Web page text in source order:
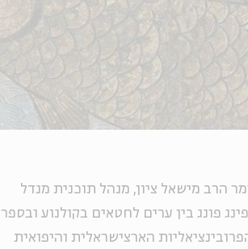
הרב מישאל ציון, מנהל תוכנית מנדל
פונג בין ערים לחטאים בקולנוע ובספר
הארצישראלית והיפואית